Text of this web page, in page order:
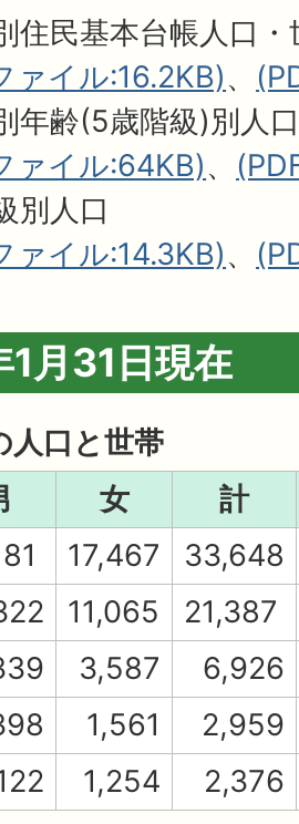
住民基本台帳人口・
ァイル:16.2KB)、
年齢(5歳階級)別人
ァイル:64KB)、
別人口
ァイル:14.3KB)、
1月31日現在
人口と世帯
女
計
17,467
33,648
11,065
21,387
3,587
6,926
1,561
2,959
1,254
2,376